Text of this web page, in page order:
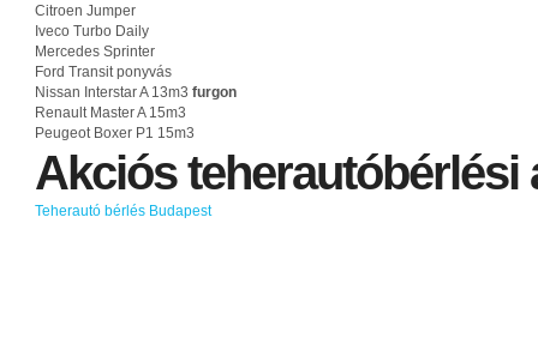
Citroen Jumper
Iveco Turbo Daily
Mercedes Sprinter
Ford Transit ponyvás
Nissan Interstar A 13m3 furgon
Renault Master A 15m3
Peugeot Boxer P1 15m3
Akciósteherautóbérlési
Teherautó bérlés Budapest